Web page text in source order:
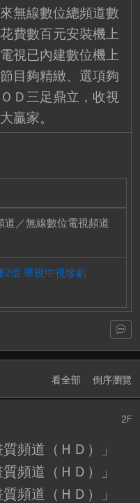
無線數位總頻道數
費數百元安裝機上
視已內建數位機上
目夠精緻、選項夠
Ｄ三足鼎立，收視
贏家。
道／無線數位電視頻道
2億 華視中視慘虧
看全部 倒序瀏覽
2F
頻道（ＨＤ）」
頻道（ＨＤ）」
頻道（ＨＤ）」